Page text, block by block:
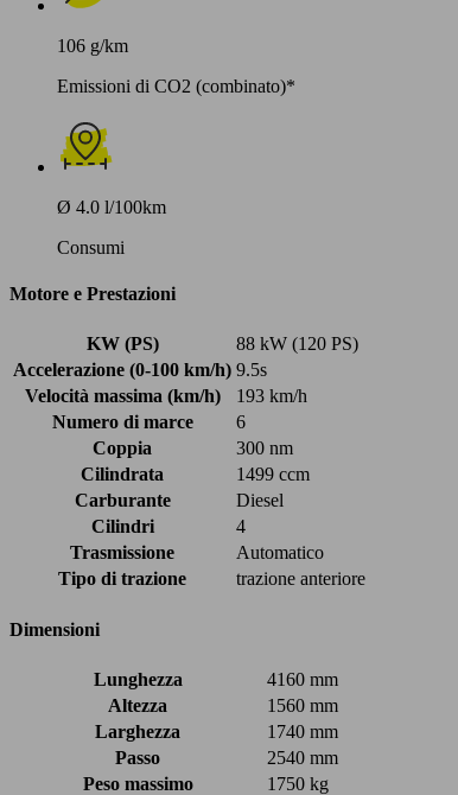
106 g/km
Emissioni di CO2 (combinato)*
Ø 4.0 l/100km
Consumi
Motore e Prestazioni
KW (PS)
88 kW (120 PS)
Accelerazione (0-100 km/h) 9.5s
Velocità massima (km/h)
193 km/h
Numero di marce
6
Coppia
300 nm
Cilindrata
1499 ccm
Carburante
Diesel
Cilindri
4
Trasmissione
Automatico
Tipo di trazione
trazione anteriore
Dimensioni
Lunghezza
4160 mm
Altezza
1560 mm
Larghezza
1740 mm
Passo
2540 mm
Peso massimo
1750 kg